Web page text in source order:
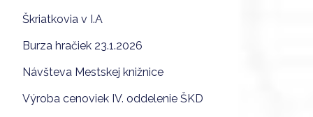
Škriatkovia v I.A
Burza hračiek 23.1.2026
Návšteva Mestskej knižnice
Výroba cenoviek IV. oddelenie ŠKD